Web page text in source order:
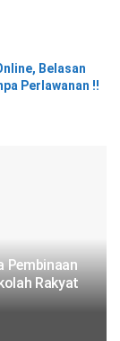
Belasan
Perlawanan !!
Pembinaan
Rakyat